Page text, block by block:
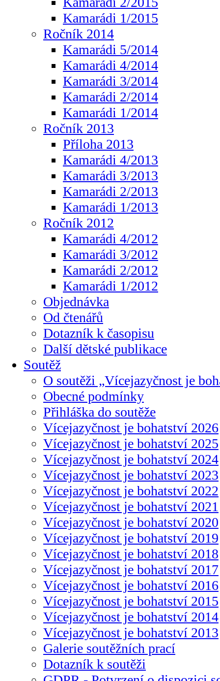
Kamarádi 1/2015
Ročník 2014
Kamarádi 5/2014
Kamarádi 4/2014
Kamarádi 3/2014
Kamarádi 2/2014
Kamarádi 1/2014
Ročník 2013
Příloha 2013
Kamarádi 4/2013
Kamarádi 3/2013
Kamarádi 2/2013
Kamarádi 1/2013
Ročník 2012
Kamarádi 4/2012
Kamarádi 3/2012
Kamarádi 2/2012
Kamarádi 1/2012
Objednávka
Od čtenářů
Dotazník k časopisu
Další dětské publikace
Soutěž
O soutěži „Vícejazyčnost je
Obecné podmínky
Přihláška do soutěže
Vícejazyčnost je bohatství 2026
Vícejazyčnost je bohatství 2025
Vícejazyčnost je bohatství 2024
Vícejazyčnost je bohatství 2023
Vícejazyčnost je bohatství 2022
Vícejazyčnost je bohatství 2021
Vícejazyčnost je bohatství 2020
Vícejazyčnost je bohatství 2019
Vícejazyčnost je bohatství 2018
Vícejazyčnost je bohatství 2017
Vícejazyčnost je bohatství 2016
Vícejazyčnost je bohatství 2015
Vícejazyčnost je bohatství 2014
Vícejazyčnost je bohatství 2013
Galerie soutěžních prací
Dotazník k soutěži